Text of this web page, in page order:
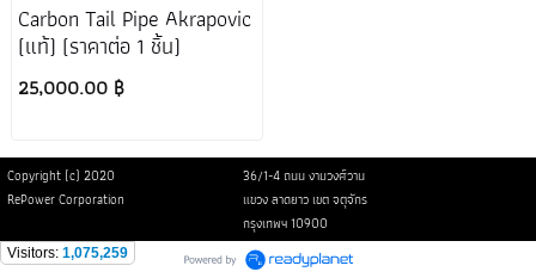
Carbon Tail Pipe Akrapovic
(แท้) (ราคาต่อ 1 ชิ้น)
25,000.00 ฿
Copyright (c) 2020
36/1-4 ถนน งามวงศ์วาน
RePower Corporation
แขวง ลาดยาว เขต จตุจักร
กรุงเทพฯ 10900
Visitors: 1,075,259